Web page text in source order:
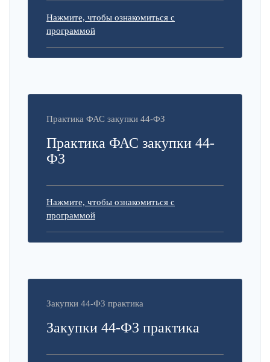
Нажмите, чтобы ознакомиться с
программой
Практика ФАС закупки 44-ФЗ
Практика ФАС закупки 44-
ФЗ
Нажмите, чтобы ознакомиться с
программой
Закупки 44-ФЗ практика
Закупки 44-ФЗ практика